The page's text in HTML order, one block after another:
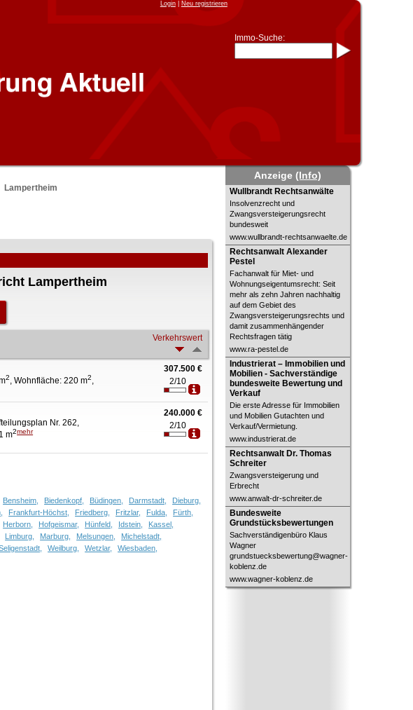
Login| Neu registrieren
Immo-Suche:
und6 Frankfurtfür Frankfurt am
Main
Immobiliensuche
nach Kreis
nach Amtsgericht
Lampertheim
Lampertheim
Verkehrswert
2 , Wohnfläche: 220 m2
307.500 €
2/10
Nr. 262,
m2mehr
240.000 €
2/10
Bensheim, Biedenkopf, Büdingen, Darmstadt,
Dieburg,
Frankfurt-Höchst, Friedberg, Fritzlar, Fulda,
Fürth,
Herborn, Hofgeismar, Hünfeld, Idstein,
Kassel,
Limburg, Marburg, Melsungen,
Michelstadt,
Weilburg, Wetzlar, Wiesbaden,
Anzeige(Info)
Wullbrandt Rechtsanwälte
Wullbrandt Rechtsanwälte
Insolvenzrecht und
Zwangsversteigerungsrecht
bundesweit
www.wullbrandt-rechtsanwaelte.de
Rechtsanwalt Alexander Pestel
Rechtsanwalt Alexander
Pestel
Fachanwalt für Miet- und
Wohnungseigentumsrecht: Seit
mehr als zehn Jahren nachhaltig
auf dem Gebiet des
Zwangsversteigerungsrechts und
damit zusammenhängender
Rechtsfragen tätig
www.ra-pestel.de
Industrierat – Immobilien und
Mobilien - Sachverständige
bundesweite Bewertung und Verkauf
Industrierat – Immobilien und
Mobilien - Sachverständige
bundesweite Bewertung und
Verkauf
Die erste Adresse für Immobilien
und Mobilien Gutachten und
Verkauf/Vermietung.
www.industrierat.de
Rechtsanwalt Dr. Thomas Schreiter
Rechtsanwalt Dr. Thomas
Schreiter
Zwangsversteigerung und
Erbrecht
www.anwalt-dr-schreiter.de
Bundesweite
Grundstücksbewertungen
Bundesweite
Grundstücksbewertungen
Sachverständigenbüro Klaus
Wagner
grundstuecksbewertung@wagner-
koblenz.de
www.wagner-koblenz.de